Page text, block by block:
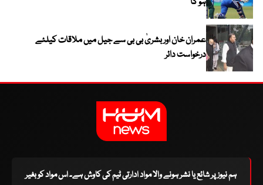
عمران خان اور بشریٰ بی بی سے جیل میں ملاقات کیلئے
درخواست دائر
ہم نیوز پر شائع یا نشر ہونے والا مواد ادارتی ٹیم کی کاوش ہے۔ اس مواد کو بغیر